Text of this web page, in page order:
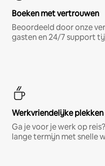
Boeken met vertrouwen
Beoordeeld door onze
gasten en 24/7 support
Werkvriendelijke
Ga je voor je werk op
lange termijn met snelle